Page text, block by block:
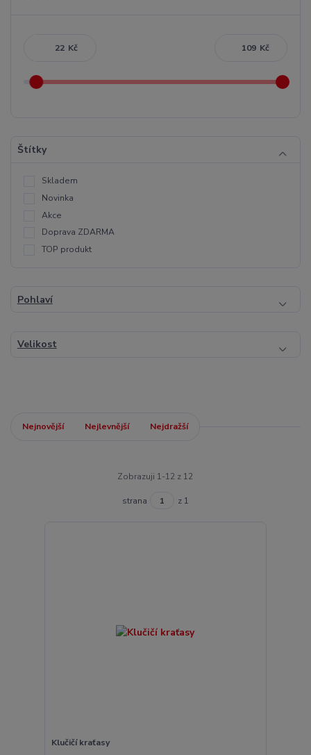
Kč Kč
Štítky
Skladem
Novinka
Akce
Doprava ZDARMA
TOP produkt
Pohlaví
Velikost
Nejnovější Nejlevnější Nejdražší
Zobrazuji 1-12 z 12
strana z 1
Klučičí kraťasy